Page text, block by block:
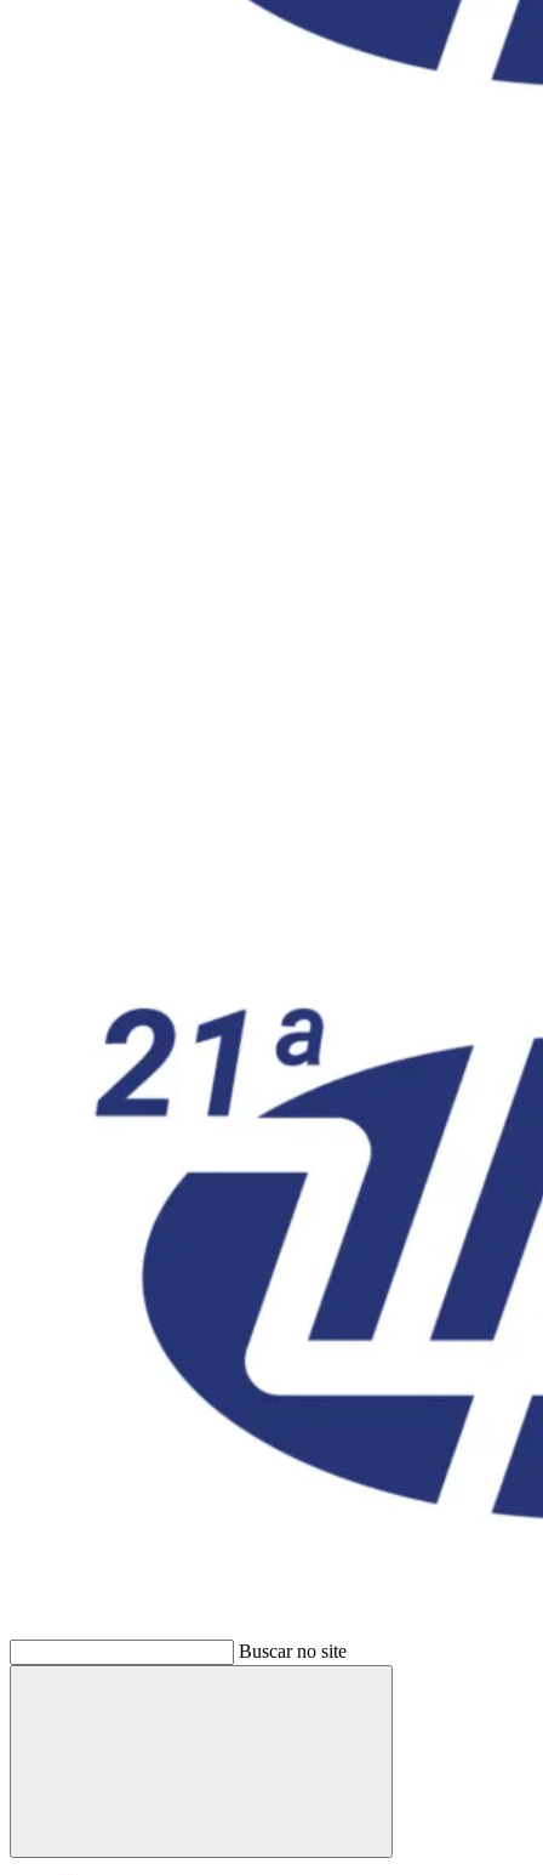
Buscar no site
Buscar